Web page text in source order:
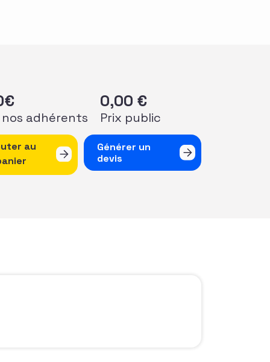
€
adhérents
0,00 €
Prix public
Webinaire Osez l'international #3 : Cap sur l’Europe !
au
Générer un
devis